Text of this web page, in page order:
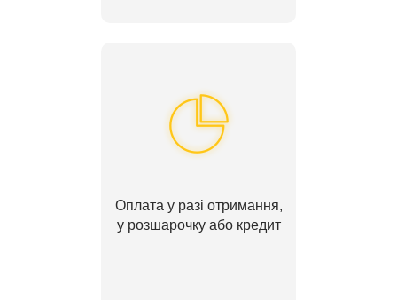
Оплата у разі отримання,
у розшарочку або кредит